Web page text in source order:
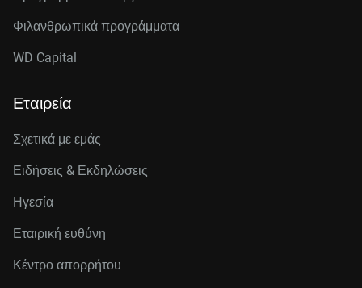
Φιλανθρωπικά προγράμματα
WD Capital
Εταιρεία
Σχετικά με εμάς
Ειδήσεις & Εκδηλώσεις
Ηγεσία
Εταιρική ευθύνη
Κέντρο απορρήτου